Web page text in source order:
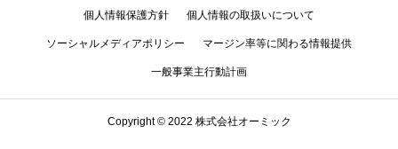
個人情報保護方針 個人情報の取扱いについて
ソーシャルメディアポリシー マージン率等に関わる情報提供
一般事業主行動計画
Copyright © 2022 株式会社オーミック